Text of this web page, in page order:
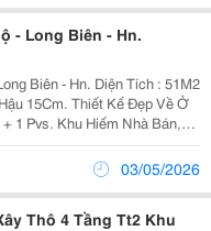
- Long Biên - Hn.
Biên - Hn. Diện Tích : 51M2
15Cm. Thiết Kế Đẹp Về Ở
1 Pvs. Khu Hiếm Nhà Bán,
Bãi Gửi Ô Tô 24H Cạnh
Quanh Nhà. Gần Cv...
03/05/2026
Thô 4 Tầng Tt2 Khu